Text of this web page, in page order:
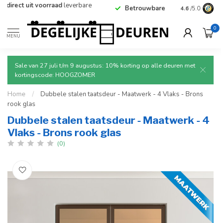
Betrouwbareenveilige levering met tracking. 4.6 /5.0
MENU
0
Sale van 27 juli t/m 9 augustus: 10% korting op alle deuren met
kortingscode: HOOGZOMER
Home /
Dubbele stalen taatsdeur - Maatwerk - 4 Vlaks - Brons
rook glas
Dubbele stalen taatsdeur - Maatwerk - 4
Vlaks - Brons rook glas
(0)